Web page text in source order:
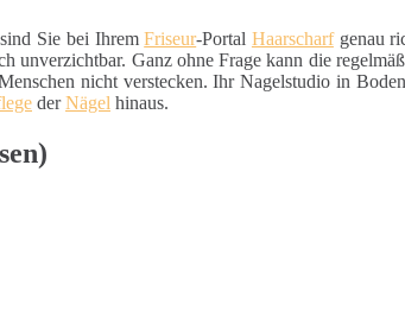
Sie bei IhremFriseur-Portal Haarscharfgenau
unverzichtbar. Ganz ohne Frage kann die
nicht verstecken. Ihr Nagelstudio in
derNägel hinaus.